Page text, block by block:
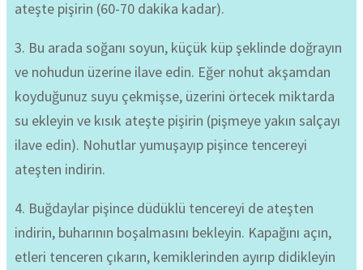
ateşte pişirin (60-70 dakika kadar).
3. Bu arada soğanı soyun, küçük küp şeklinde doğrayın
ve nohudun üzerine ilave edin. Eğer nohut akşamdan
koyduğunuz suyu çekmişse, üzerini örtecek miktarda
su ekleyin ve kısık ateşte pişirin (pişmeye yakın salçayı
ilave edin). Nohutlar yumuşayıp pişince tencereyi
ateşten indirin.
4. Buğdaylar pişince düdüklü tencereyi de ateşten
indirin, buharının boşalmasını bekleyin. Kapağını açın,
etleri tenceren çıkarın, kemiklerinden ayırıp didikleyin